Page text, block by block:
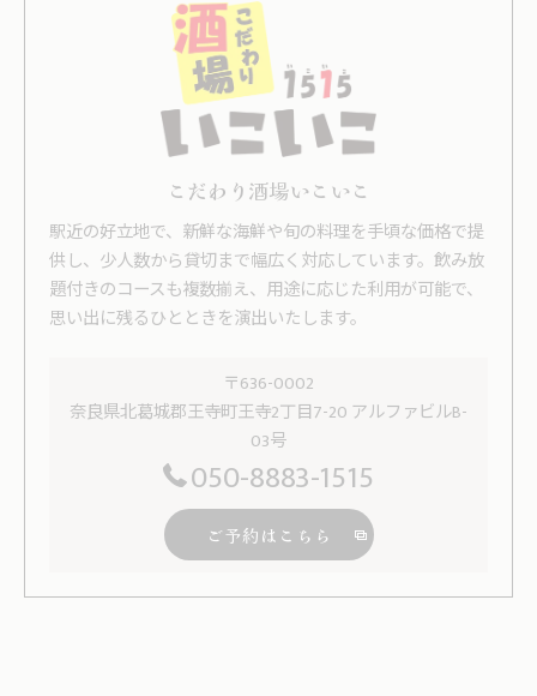
こだわり酒場いこいこ
駅近の好立地で、新鮮な海鮮や旬の料理を手頃な価格で提
供し、少人数から貸切まで幅広く対応しています。飲み放
題付きのコースも複数揃え、用途に応じた利用が可能で、
思い出に残るひとときを演出いたします。
〒636-0002
奈良県北葛城郡王寺町王寺2丁目7-20 アルファビルB-
03号
050-8883-1515
ご予約はこちら